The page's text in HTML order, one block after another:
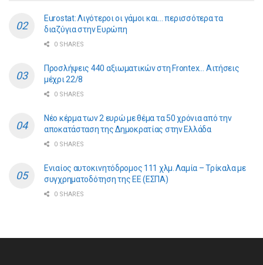
Eurostat: Λιγότεροι οι γάμοι και… περισσότερα τα
διαζύγια στην Ευρώπη
0 SHARES
Προσλήψεις 440 αξιωματικών στη Frontex… Αιτήσεις
μέχρι 22/8
0 SHARES
Νέο κέρμα των 2 ευρώ με θέμα τα 50 χρόνια από την
αποκατάσταση της Δημοκρατίας στην Ελλάδα
0 SHARES
Ενιαίος αυτοκινητόδρομος 111 χλμ. Λαμία – Τρίκαλα με
συγχρηματοδότηση της ΕE (ΕΣΠΑ)
0 SHARES